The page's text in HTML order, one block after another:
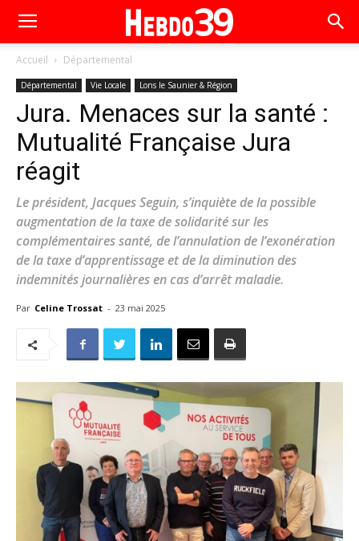
Accueil Départemental
Départemental Vie Locale Lons le Saunier & Région
Jura. Menaces sur la santé :
Mutualité Française Jura
réagit
Le président, Jacques Seguin, s’inquiète de la possible
augmentation de la taxe de solidarité sur les
complémentaires santé, de l’annulation de l’exonération
de la taxe d’apprentissage et de la diminution des
indemnités journalières en cas d’arrêt maladie.
Par Celine Trossat - 23 mai 2025